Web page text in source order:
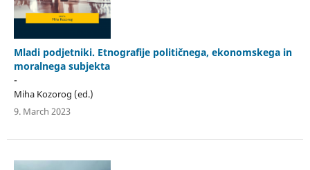
Mladi podjetniki. Etnografije političnega, ekonomskega in
moralnega subjekta
-
Miha Kozorog (ed.)
9. March 2023